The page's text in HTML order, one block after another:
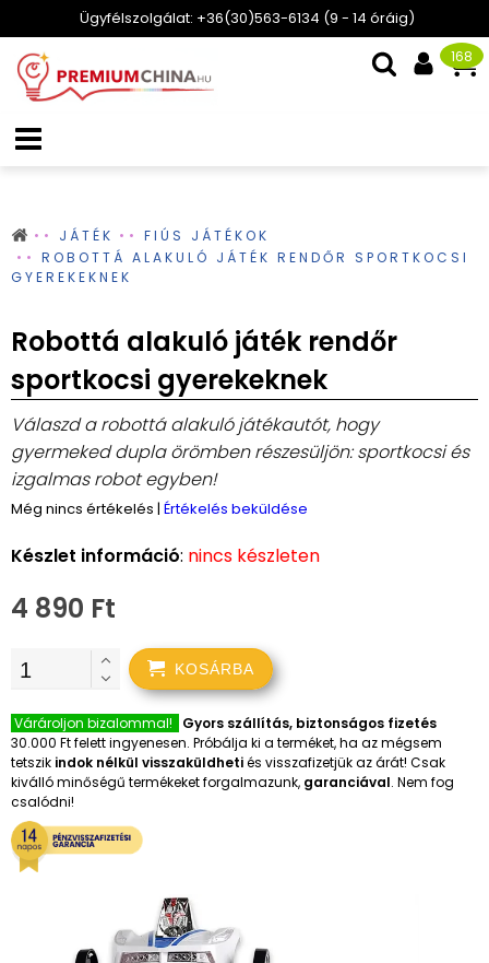
Ügyfélszolgálat: +36(30)563-6134 (9 - 14 óráig)
168
JÁTÉK
FIÚS JÁTÉKOK
ROBOTTÁ ALAKULÓ JÁTÉK RENDŐR SPORTKOCSI
GYEREKEKNEK
Robottá alakuló játék rendőr
sportkocsi gyerekeknek
Válaszd a robottá alakuló játékautót, hogy
gyermeked dupla örömben részesüljön: sportkocsi és
izgalmas robot egyben!
Még nincs értékelés | Értékelés beküldése
Készlet információ: nincs készleten
4 890 Ft
KOSÁRBA
Várároljon bizalommal!
Gyors szállítás, biztonságos fizetés
30.000 Ft felett ingyenesen. Próbálja ki a terméket, ha az mégsem
tetszik indok nélkül visszaküldhetiés visszafizetjük az árát! Csak
kiválló minőségű termékeket forgalmazunk, garanciával. Nem fog
csalódni!